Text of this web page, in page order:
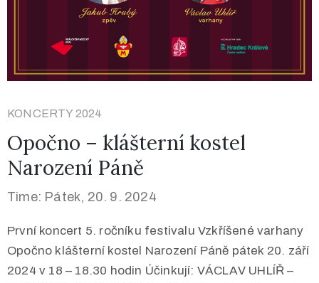
KONCERTY 2024
Opočno – klášterní kostel
Narození Páně
Time: Pátek, 20. 9. 2024
První koncert 5. ročníku festivalu Vzkříšené varhany
Opočno klášterní kostel Narození Páně pátek 20. září
2024 v 18 – 18.30 hodin Účinkují: VÁCLAV UHLÍŘ –